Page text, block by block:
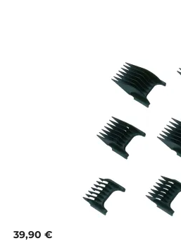
39,90 €